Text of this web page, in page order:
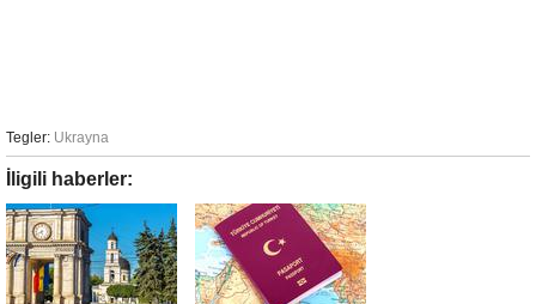
Tegler: Ukrayna
İligili haberler: